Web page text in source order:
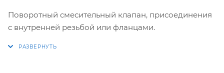
Поворотный смесительный клапан, присоединения
с внутренней резьбой или фланцами.